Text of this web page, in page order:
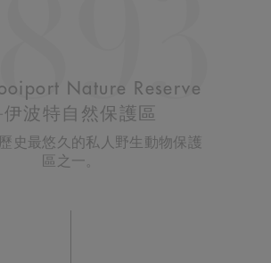
Nature Reserve
伊波特自然保護區
史最悠久的私人野生動物保護
區之一。